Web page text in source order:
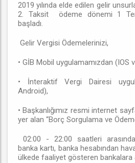
2019 yılında elde edilen gelir
2. Taksit ödeme dönemi 1
başladı.
Gelir Vergisi Ödemelerinizi,
• GİB Mobil uygulamamızdan (IOS
• İnteraktif Vergi Dairesi
Android),
• Başkanlığımız resmi internet
yer alan “Borç Sorgulama ve
02:00 - 22:00 saatleri arasında
banka kartı, banka hesabından
ülkede faaliyet gösteren bankalara